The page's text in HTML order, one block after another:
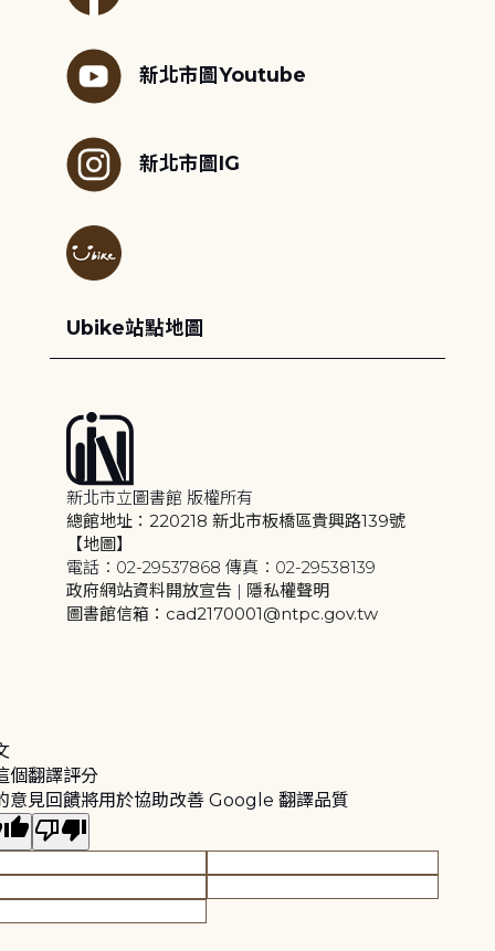
新北市圖Youtube
新北市圖IG
Ubike站點地圖
新北市立圖書館 版權所有
總館地址：220218 新北市板橋區貴興路139號
【地圖】
電話：02-29537868 傳真：02-29538139
政府網站資料開放宣告 | 隱私權聲明
圖書館信箱：cad2170001@ntpc.gov.tw
個翻譯評分
意見回饋將用於協助改善 Google 翻譯品質